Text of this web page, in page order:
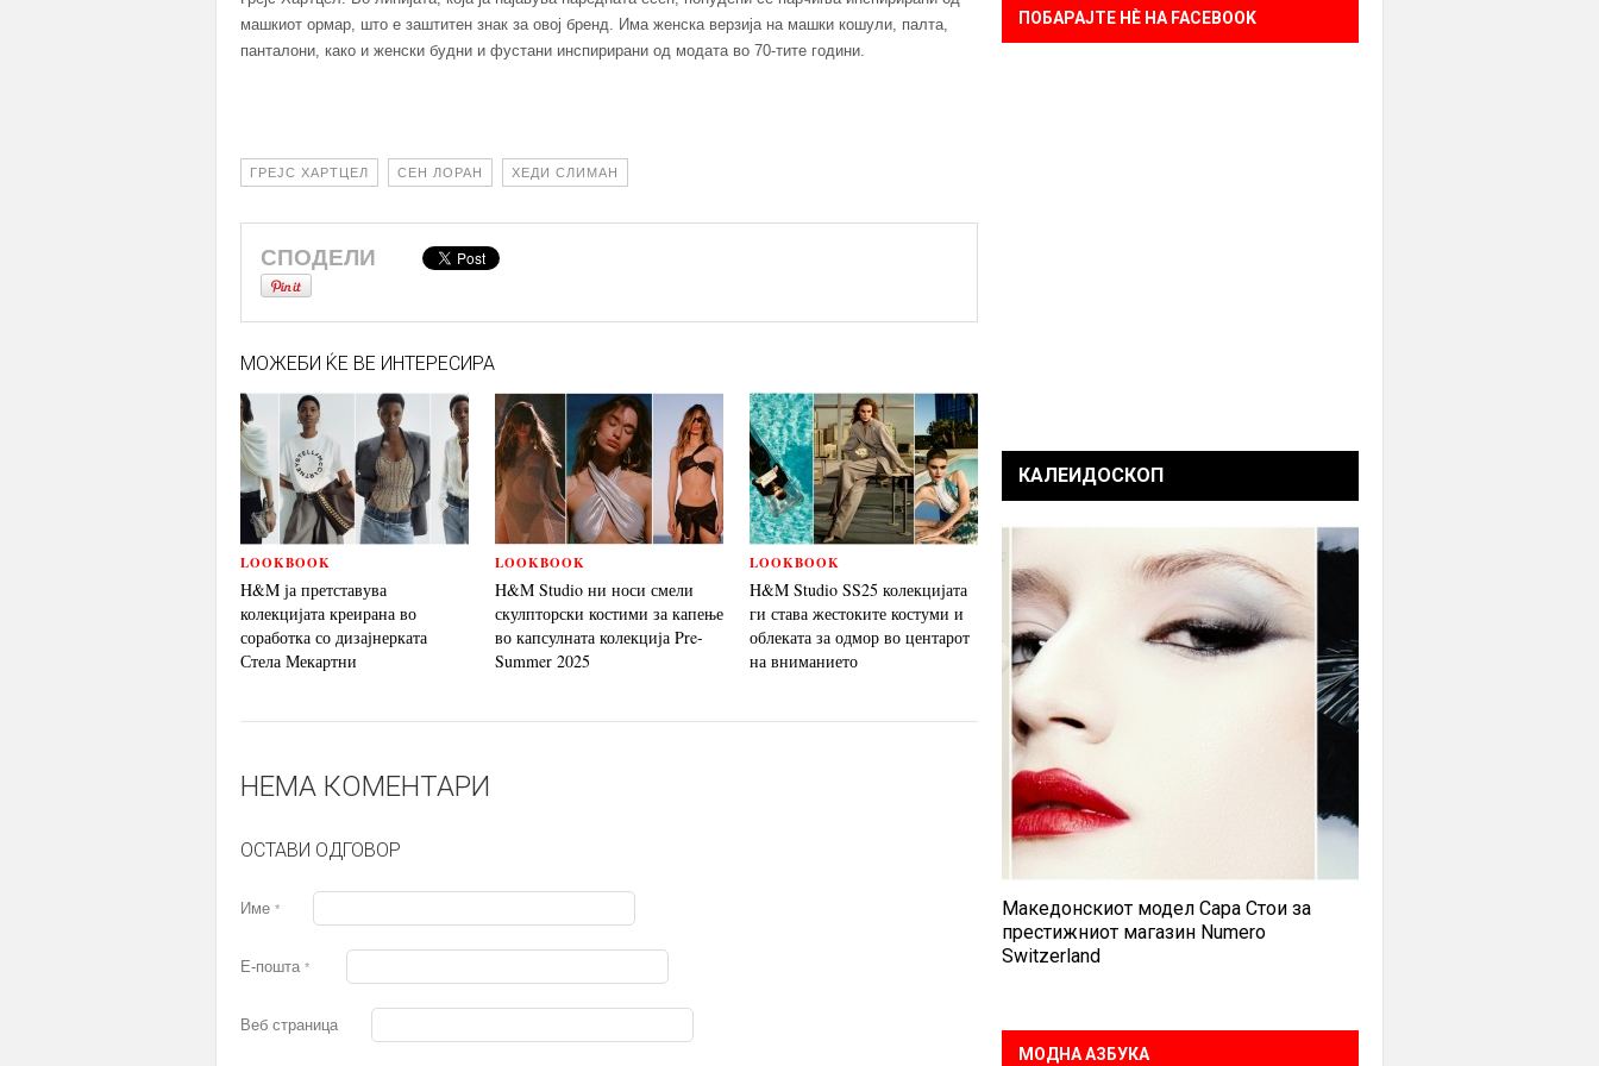
машкиот ормар, што е заштитен знак за овој бренд. Има женска верзија на машки кошули, палта,
панталони, како и женски будни и фустани инспирирани од модата во 70-тите години.
ГРЕЈС ХАРТЦЕЛ СЕН ЛОРАН ХЕДИ СЛИМАН
СПОДЕЛИ
МОЖЕБИ ЌЕ ВЕ ИНТЕРЕСИРА
LOOKBOOK
H&M ја претставува
колекцијата креирана во
соработка со дизајнерката
Стела Мекартни
LOOKBOOK
H&M Studio ни носи смели
скулпторски костими за капење
во капсулната колекција Pre-
Summer 2025
LOOKBOOK
H&M Studio SS25 колекцијата
ги става жестоките костуми и
облеката за одмор во центарот
на вниманието
НЕМА КОМЕНТАРИ
ОСТАВИ ОДГОВОР
Име *
Е-пошта *
Веб страница
ПОБАРАЈТЕ НÈ НА FACEBOOK
КАЛЕИДОСКОП
Македонскиот модел Сара Стои за
престижниот магазин Numero
Switzerland
МОДНА АЗБУКА